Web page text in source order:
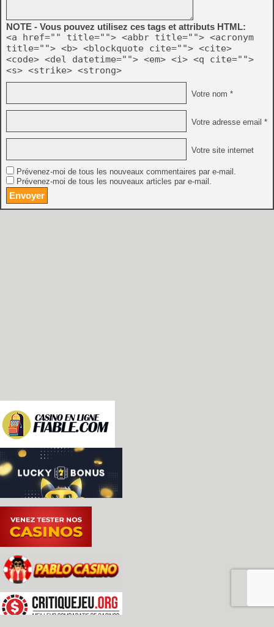
NOTE - Vous pouvez utilisez ces tags et attributs HTML:
<a href="" title=""> <abbr title=""> <acronym
title=""> <b> <blockquote cite=""> <cite>
<code> <del datetime=""> <em> <i> <q cite="">
<s> <strike> <strong>
Votre nom *
Votre adresse email *
Votre site internet
Prévenez-moi de tous les nouveaux commentaires par e-mail.
Prévenez-moi de tous les nouveaux articles par e-mail.